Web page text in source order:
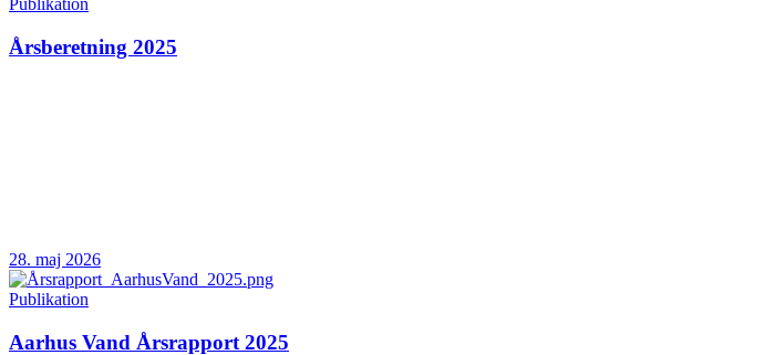
Årsberetning 2025
28. maj 2026
Publikation
Aarhus Vand Årsrapport 2025